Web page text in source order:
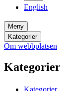
English
Meny
Kategorier
Om webbplatsen
Kategorier
Kategorier